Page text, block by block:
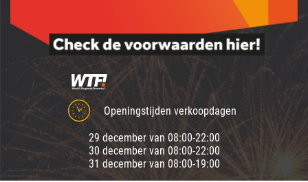
Openingstijden verkoopdagen
29 december van 08:00-22:00
30 december van 08:00-22:00
31 december van 08:00-19:00